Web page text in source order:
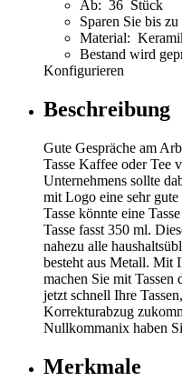
Ab: 36 Stück
Sparen Sie bis
Material:
Bestand wird
Konfigurieren
Beschreibung
Gute Gespräche am
Tasse Kaffee oder Tee
Unternehmens sollte
mit Logo eine sehr
Tasse könnte eine
Tasse fasst 350 ml.
nahezu alle
besteht aus Metall. Mit
machen Sie mit
jetzt schnell Ihre
Korrekturabzug
Nullkommanix haben
Merkmale